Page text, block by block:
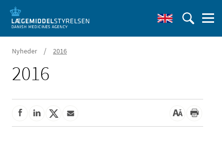
Nyheder / 2016
2016